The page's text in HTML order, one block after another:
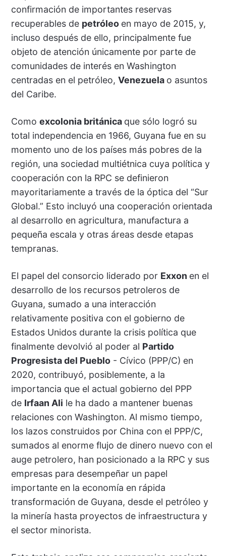
confirmación de importantes reservas
recuperables de petróleo en mayo de 2015, y,
incluso después de ello, principalmente fue
objeto de atención únicamente por parte de
comunidades de interés en Washington
centradas en el petróleo, Venezuela o asuntos
del Caribe.
Como excolonia británica que sólo logró su
total independencia en 1966, Guyana fue en su
momento uno de los países más pobres de la
región, una sociedad multiétnica cuya política y
cooperación con la RPC se definieron
mayoritariamente a través de la óptica del “Sur
Global.” Esto incluyó una cooperación orientada
al desarrollo en agricultura, manufactura a
pequeña escala y otras áreas desde etapas
tempranas.
El papel del consorcio liderado por Exxon en el
desarrollo de los recursos petroleros de
Guyana, sumado a una interacción
relativamente positiva con el gobierno de
Estados Unidos durante la crisis política que
finalmente devolvió al poder al Partido
Progresista del Pueblo- Cívico (PPP/C) en
2020, contribuyó, posiblemente, a la
importancia que el actual gobierno del PPP
de Irfaan Ali le ha dado a mantener buenas
relaciones con Washington. Al mismo tiempo,
los lazos construidos por China con el PPP/C,
sumados al enorme flujo de dinero nuevo con el
auge petrolero, han posicionado a la RPC y sus
empresas para desempeñar un papel
importante en la economía en rápida
transformación de Guyana, desde el petróleo y
la minería hasta proyectos de infraestructura y
el sector minorista.